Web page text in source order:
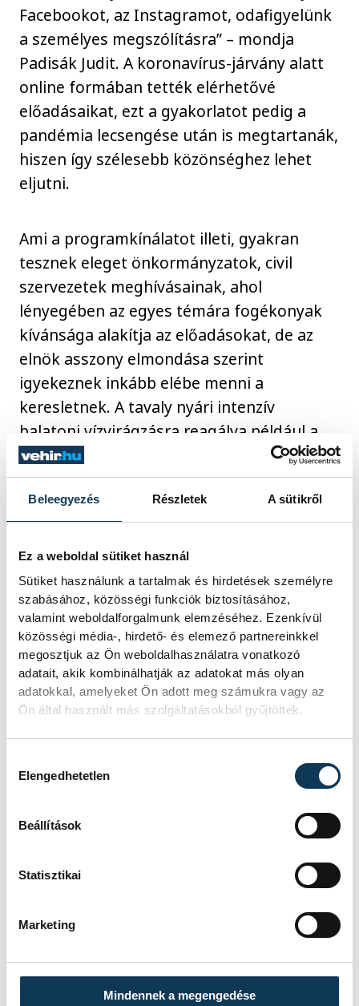
Beleegyezés Részletek A sütikről
Ez a weboldal sütiket használ
Sütiket használunk a tartalmak és hirdetések személyre
szabásához, közösségi funkciók biztosításához,
valamint weboldalforgalmunk elemzéséhez. Ezenkívül
közösségi média-, hirdető- és elemező partnereinkkel
megosztjuk az Ön weboldalhasználatra vonatkozó
adatait, akik kombinálhatják az adatokat más olyan
adatokkal, amelyeket Ön adott meg számukra vagy az
Ön által használt más szolgáltatásokból gyűjtöttek.
Elengedhetetlen
Beállítások
Statisztikai
Marketing
Mindennek a megengedése
Facebookot, az Instagramot, odafigyelünk
a személyes megszólításra” – mondja
Padisák Judit. A koronavírus-járvány alatt
online formában tették elérhetővé
előadásaikat, ezt a gyakorlatot pedig a
pandémia lecsengése után is megtartanák,
hiszen így szélesebb közönséghez lehet
eljutni.
Ami a programkínálatot illeti, gyakran
tesznek eleget önkormányzatok, civil
szervezetek meghívásainak, ahol
lényegében az egyes témára fogékonyak
kívánsága alakítja az előadásokat, de az
elnök asszony elmondása szerint
igyekeznek inkább elébe menni a
keresletnek. A tavaly nyári intenzív
balatoni vízvirágzásra reagálva például a
mai napig egyedüliként szerveztek
tudományos ülést, megvizsgálva, mi
lehetett a jelenség oka.
A tudomány csodája körbevesz
Padisák Judit szerint fontos, hogy az
járó tudósok közössége. Akárcsak az, hogy
noha átlagemberként hajlamosak vagyunk
a szó hallatán csupán a bonyolult reál